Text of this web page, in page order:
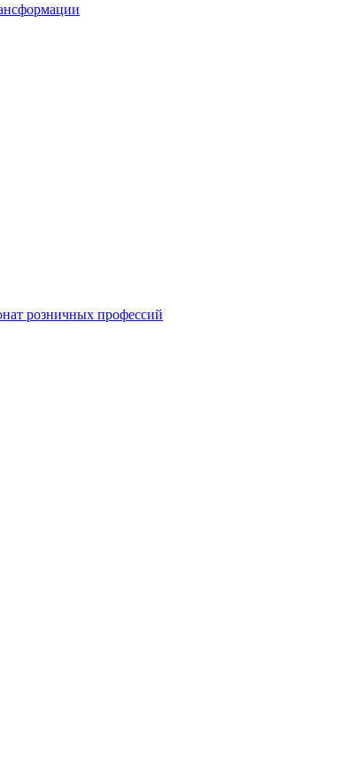
розничных профессий